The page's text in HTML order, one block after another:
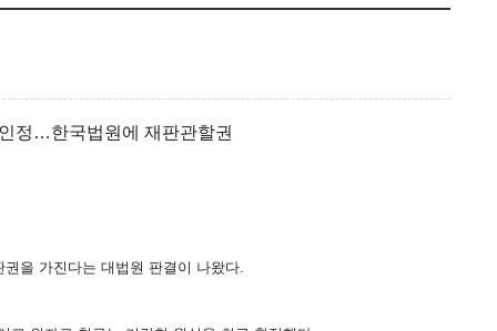
정 …한국법원에 재판관할권
을 가진다는 대법원 판결이 나왔다.